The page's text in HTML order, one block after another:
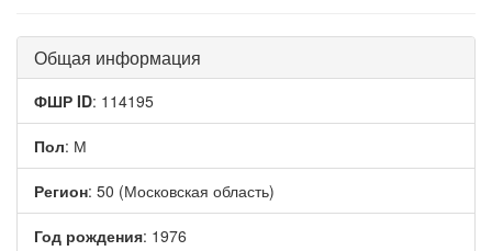
Общая информация
ФШР ID: 114195
Пол: М
Регион: 50 (Московская область)
Год рождения: 1976